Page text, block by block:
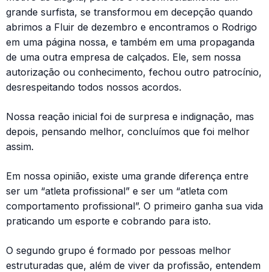
grande surfista, se transformou em decepção quando
abrimos a Fluir de dezembro e encontramos o Rodrigo
em uma página nossa, e também em uma propaganda
de uma outra empresa de calçados. Ele, sem nossa
autorização ou conhecimento, fechou outro patrocínio,
desrespeitando todos nossos acordos.
Nossa reação inicial foi de surpresa e indignação, mas
depois, pensando melhor, concluímos que foi melhor
assim.
Em nossa opinião, existe uma grande diferença entre
ser um “atleta profissional” e ser um “atleta com
comportamento profissional”. O primeiro ganha sua vida
praticando um esporte e cobrando para isto.
O segundo grupo é formado por pessoas melhor
estruturadas que, além de viver da profissão, entendem